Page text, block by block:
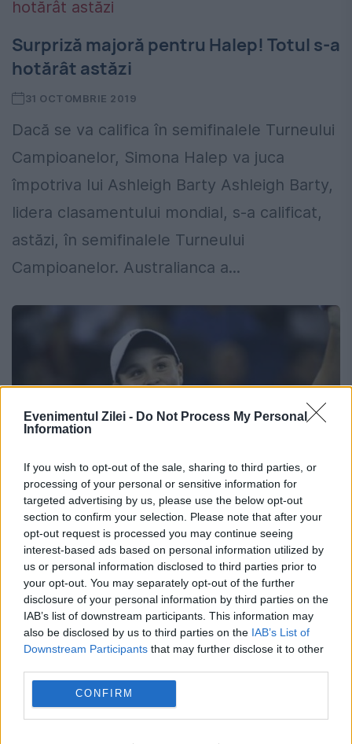
Evenimentul Zilei - Do Not Process My Personal
Information
If you wish to opt-out of the sale, sharing to third parties, or
processing of your personal or sensitive information for
targeted advertising by us, please use the below opt-out
section to confirm your selection. Please note that after your
opt-out request is processed you may continue seeing
interest-based ads based on personal information utilized by
us or personal information disclosed to third parties prior to
your opt-out. You may separately opt-out of the further
disclosure of your personal information by third parties on the
IAB’s list of downstream participants. This information may
also be disclosed by us to third parties on the IAB’s List of
Downstream Participants that may further disclose it to other
CONFIRM
Surpriză majoră pentru Halep! Totul s-a
hotărât astăzi
31 OCTOMBRIE 2019
Dacă se va califica în semifinalele Turneului
Campioanelor, Simona Halep va juca
împotriva lui Ashleigh Barty Ashleigh Barty,
lidera clasamentului mondial, s-a calificat,
astăzi, în semifinalele Turneului
Campioanelor. Australianca a...
Vestea momentului în tenisul feminin.
Naomi Osaka a fost detronată din
fruntea ierahiei mondiale
23 IUNIE 2019
Ashleigh Barty s-a impus, duminică, în finala
începând de mâine, lidera ierarhiei
mondiale. Ashleigh Barty a câștigat,